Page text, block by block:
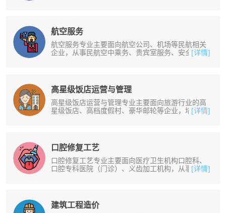
航空服务
航空服务专业主要面向航空公司、机场等民航相关
企业，从事民航空中乘务、贵宾室服务、安全检[详情]
高星级饭店运营与管理
高星级饭店运营与管理专业主要面向旅游行业的高
星级饭店、高档度假村、豪华邮轮等企业，培养从
[详情]
口腔修复工艺
口腔修复工艺专业主要面向医疗卫生机构口腔科、
口腔专科医院（门诊）、义齿加工机构，从事义齿
[详情]
建筑工程造价